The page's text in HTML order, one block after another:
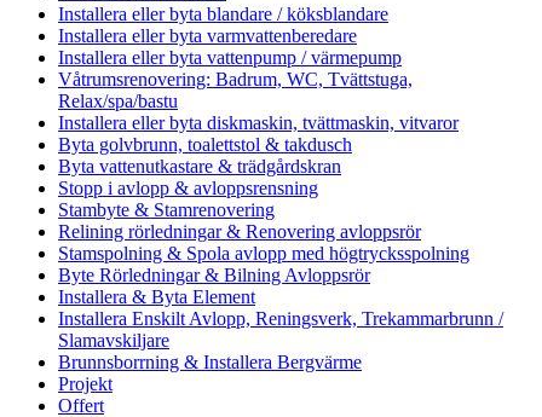
Installera eller byta blandare / köksblandare
Installera eller byta varmvattenberedare
Installera eller byta vattenpump / värmepump
Våtrumsrenovering: Badrum, WC, Tvättstuga,
Relax/spa/bastu
Installera eller byta diskmaskin, tvättmaskin, vitvaror
Byta golvbrunn, toalettstol & takdusch
Byta vattenutkastare & trädgårdskran
Stopp i avlopp & avloppsrensning
Stambyte & Stamrenovering
Relining rörledningar & Renovering avloppsrör
Stamspolning & Spola avlopp med högtrycksspolning
Byte Rörledningar & Bilning Avloppsrör
Installera & Byta Element
Installera Enskilt Avlopp, Reningsverk, Trekammarbrunn /
Slamavskiljare
Brunnsborrning & Installera Bergvärme
Projekt
Offert